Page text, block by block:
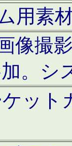
用素
像撮
。シ
ット